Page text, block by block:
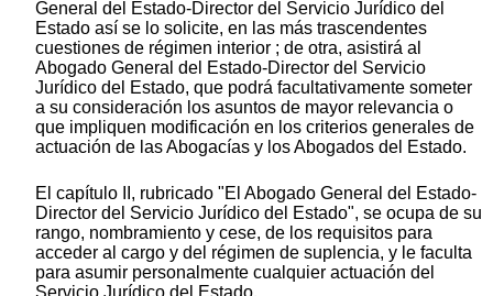
General del Estado-Director del Servicio Jurídico del
Estado así se lo solicite, en las más trascendentes
cuestiones de régimen interior ; de otra, asistirá al
Abogado General del Estado-Director del Servicio
Jurídico del Estado, que podrá facultativamente someter
a su consideración los asuntos de mayor relevancia o
que impliquen modificación en los criterios generales de
actuación de las Abogacías y los Abogados del Estado.
El capítulo II, rubricado "El Abogado General del Estado-
Director del Servicio Jurídico del Estado", se ocupa de su
rango, nombramiento y cese, de los requisitos para
acceder al cargo y del régimen de suplencia, y le faculta
para asumir personalmente cualquier actuación del
Servicio Jurídico del Estado.